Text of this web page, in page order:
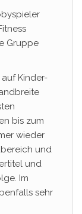
Gruppe
Kinder-
bis zum
wieder
und
und
Im
sehr